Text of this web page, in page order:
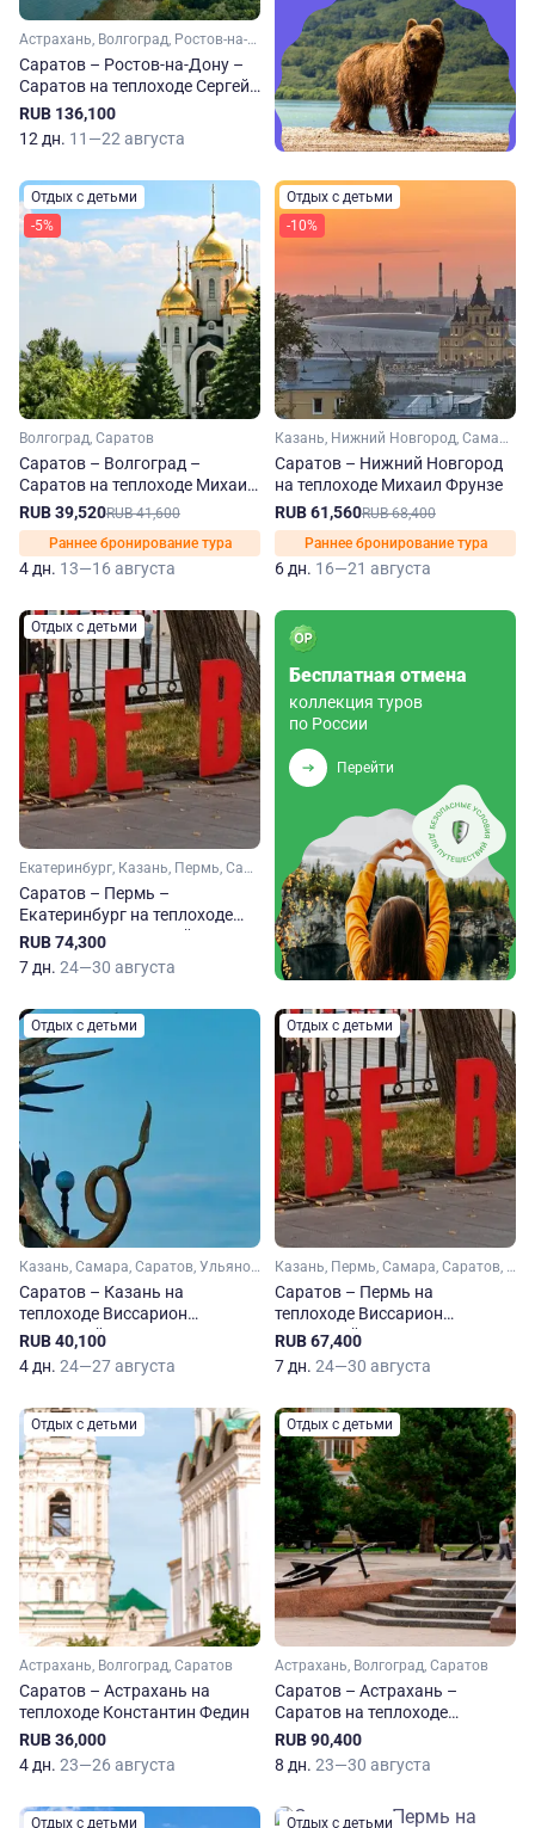
Астрахань, Волгоград, Ростов-на-Дону, Саратов
Саратов – Ростов-на-Дону –
Саратов на теплоходе Сергей
Кучкин
RUB 136,100
12 дн. 11—22 августа
Отдых с детьми
-5%
Волгоград, Саратов
Саратов – Волгоград –
Саратов на теплоходе Михаил
Фрунзе
RUB 39,520RUB 41,600
Раннее бронирование тура
4 дн. 13—16 августа
Отдых с детьми
-10%
Казань, Нижний Новгород, Самара, Саратов, Чебоксары
Саратов – Нижний Новгород
на теплоходе Михаил Фрунзе
RUB 61,560RUB 68,400
Раннее бронирование тура
6 дн. 16—21 августа
Отдых с детьми
Екатеринбург, Казань, Пермь, Самара, Саратов, Ульяновск, Чайковский, Чистополь
Саратов – Пермь –
Екатеринбург на теплоходе
Виссарион Белинский
RUB 74,300
7 дн. 24—30 августа
Бесплатная отмена
коллекция туров
по России
Перейти
Отдых с детьми
Казань, Самара, Саратов, Ульяновск
Саратов – Казань на
теплоходе Виссарион
Белинский
RUB 40,100
4 дн. 24—27 августа
Отдых с детьми
Казань, Пермь, Самара, Саратов, Ульяновск, Чайковский, Чистополь
Саратов – Пермь на
теплоходе Виссарион
Белинский
RUB 67,400
7 дн. 24—30 августа
Отдых с детьми
Астрахань, Волгоград, Саратов
Саратов – Астрахань на
теплоходе Константин Федин
RUB 36,000
4 дн. 23—26 августа
Отдых с детьми
Астрахань, Волгоград, Саратов
Саратов – Астрахань –
Саратов на теплоходе
Константин Федин
RUB 90,400
8 дн. 23—30 августа
Отдых с детьми Отдых с детьми